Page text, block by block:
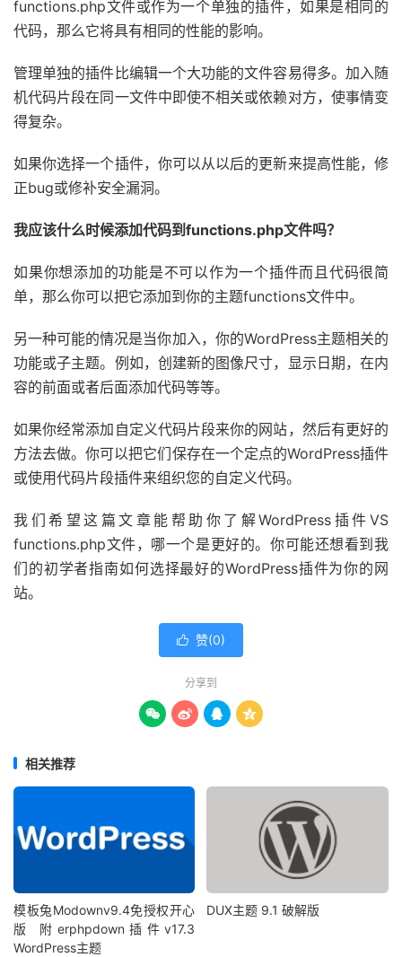
functions.php文件或作为一个单独的插件，如果是相同的
代码，那么它将具有相同的性能的影响。
管理单独的插件比编辑一个大功能的文件容易得多。加入随
机代码片段在同一文件中即使不相关或依赖对方，使事情变
得复杂。
如果你选择一个插件，你可以从以后的更新来提高性能，修
正bug或修补安全漏洞。
我应该什么时候添加代码到functions.php文件吗？
如果你想添加的功能是不可以作为一个插件而且代码很简
单，那么你可以把它添加到你的主题functions文件中。
另一种可能的情况是当你加入，你的WordPress主题相关的
功能或子主题。例如，创建新的图像尺寸，显示日期，在内
容的前面或者后面添加代码等等。
如果你经常添加自定义代码片段来你的网站，然后有更好的
方法去做。你可以把它们保存在一个定点的WordPress插件
或使用代码片段插件来组织您的自定义代码。
我们希望这篇文章能帮助你了解WordPress插件VS
functions.php文件，哪一个是更好的。你可能还想看到我
们的初学者指南如何选择最好的WordPress插件为你的网
站。
 赞(0)
分享到
   
相关推荐
模板兔Modownv9.4免授权开心
版 附erphpdown插件v17.3
WordPress主题
DUX主题 9.1 破解版